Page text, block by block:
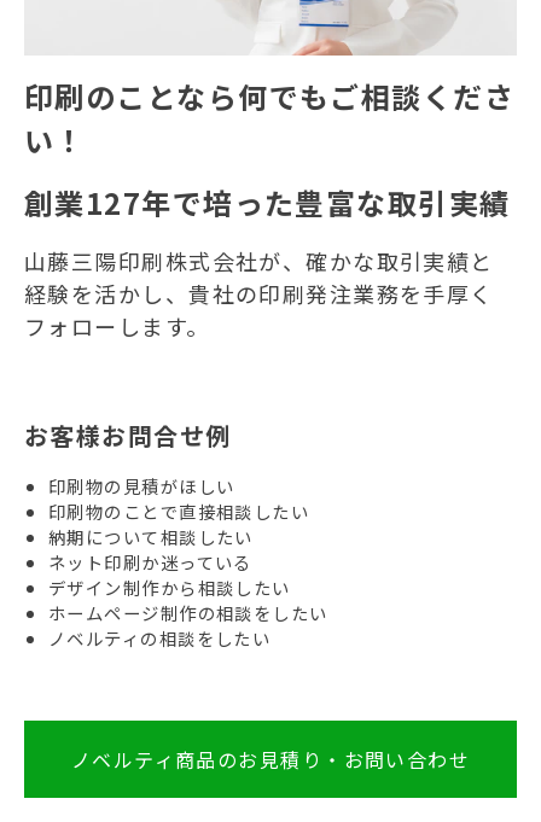
印刷のことなら何でもご相談くださ
い！
創業127年で培った豊富な取引実績
山藤三陽印刷株式会社が、確かな取引実績と
経験を活かし、貴社の印刷発注業務を手厚く
フォローします。
お客様お問合せ例
印刷物の見積がほしい
印刷物のことで直接相談したい
納期について相談したい
ネット印刷か迷っている
デザイン制作から相談したい
ホームページ制作の相談をしたい
ノベルティの相談をしたい
ノベルティ商品のお見積り・お問い合わせ